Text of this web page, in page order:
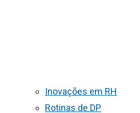
Inovações em RH
Rotinas de DP